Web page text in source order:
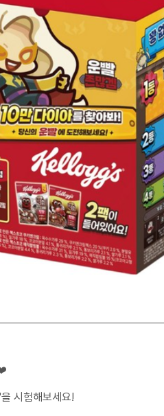
시험해보세요!